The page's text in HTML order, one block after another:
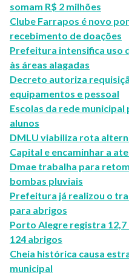
somam R$ 2 milhões
Clube Farrapos é novo
recebimento de doações
Prefeitura intensifica uso
às áreas alagadas
Decreto autoriza
equipamentos e pessoal
Escolas da rede
alunos
DMLU viabiliza rota
Capital e encaminhar a
Dmae trabalha para
bombas pluviais
Prefeitura já realizou o
para abrigos
Porto Alegre registra
124 abrigos
Cheia histórica causa
municipal